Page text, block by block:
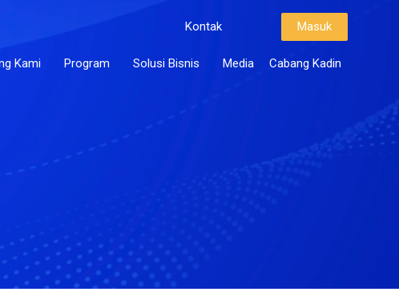
Kontak Masuk
Kami Program Solusi Bisnis Media Cabang Kadin